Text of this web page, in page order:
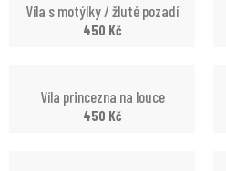
Víla s motýlky / žluté pozadí
450 Kč
Víla princezna na louce
450 Kč